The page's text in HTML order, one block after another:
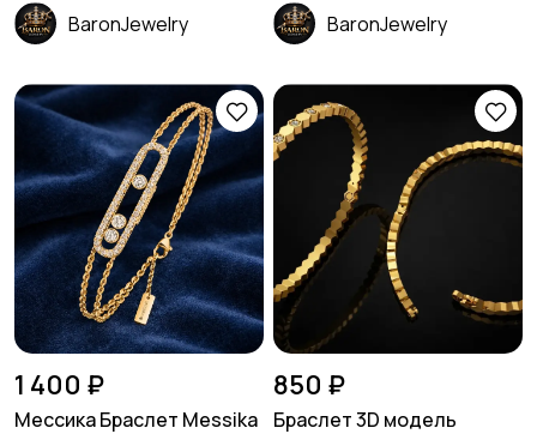
BaronJewelry BaronJewelry
1 400 ₽
Мессика Браслет Messika
850 ₽
Браслет 3D модель